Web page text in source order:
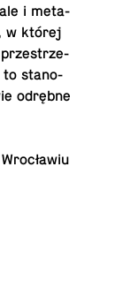
ale i me­ta­
w której
prze­strze­
to sta­no­
odrębne